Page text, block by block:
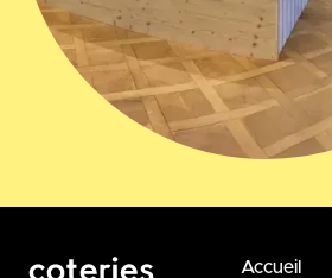
Accueil